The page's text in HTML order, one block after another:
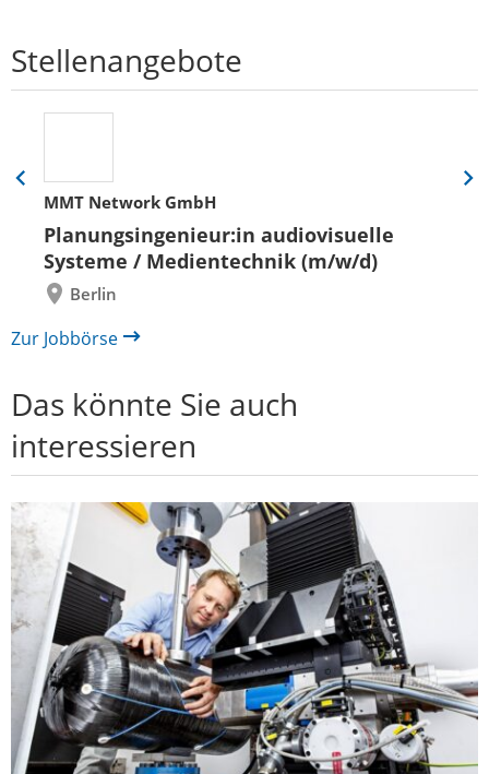
Stellenangebote
MMT Network GmbH
Planungsingenieur:in audiovisuelle
Systeme / Medientechnik (m/w/d)
Berlin
Eine
Folie
zurück
Eine
Zur Jobbörse
Das könnte Sie auch
interessieren